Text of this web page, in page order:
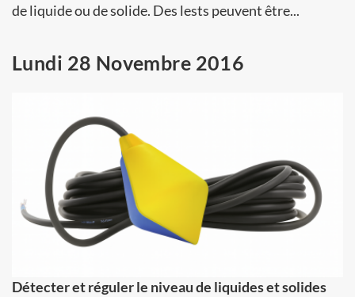
de liquide ou de solide. Des lests peuvent être...
Lundi 28 Novembre 2016
Détecter et réguler le niveau de liquides et solides